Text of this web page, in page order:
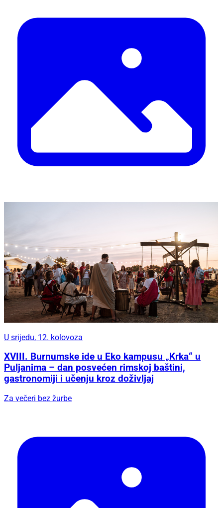
U srijedu, 12. kolovoza
XVIII. Burnumske ide u Eko kampusu „Krka“ u
Puljanima – dan posvećen rimskoj baštini,
gastronomiji i učenju kroz doživljaj
Za večeri bez žurbe